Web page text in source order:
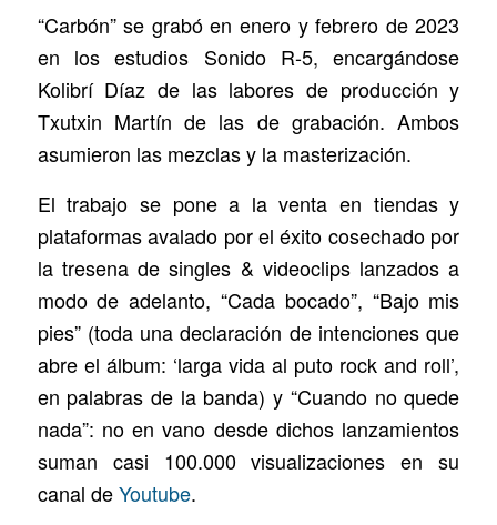
“Carbón” se grabó en enero y febrero de 2023
en los estudios Sonido R-5, encargándose
Kolibrí Díaz de las labores de producción y
Txutxin Martín de las de grabación. Ambos
asumieron las mezclas y la masterización.
El trabajo se pone a la venta en tiendas y
plataformas avalado por el éxito cosechado por
la tresena de singles & videoclips lanzados a
modo de adelanto, “Cada bocado”, “Bajo mis
pies” (toda una declaración de intenciones que
abre el álbum: ‘larga vida al puto rock and roll’,
en palabras de la banda) y “Cuando no quede
nada”: no en vano desde dichos lanzamientos
suman casi 100.000 visualizaciones en su
canal deYoutube.